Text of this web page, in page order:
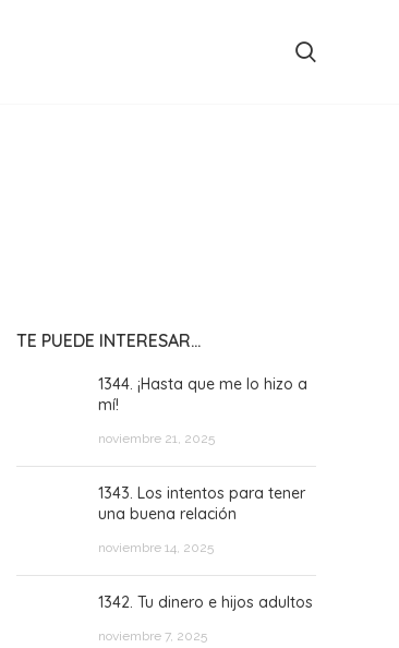
TE PUEDE INTERESAR…
1344. ¡Hasta que me lo hizo a
mí!
noviembre 21, 2025
1343. Los intentos para tener
una buena relación
noviembre 14, 2025
1342. Tu dinero e hijos adultos
noviembre 7, 2025